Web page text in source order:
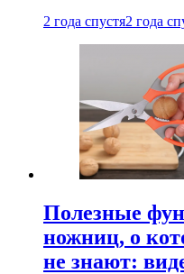
2 года спустя2 года
Полезные
ножниц, о
не знают: